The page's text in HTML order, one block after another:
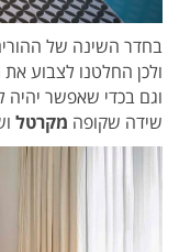
בחדר השינה של
ולכן החלטנו לצבוע
וגם בכדי שאפשר יהיה
שידה שקופה מקרטל